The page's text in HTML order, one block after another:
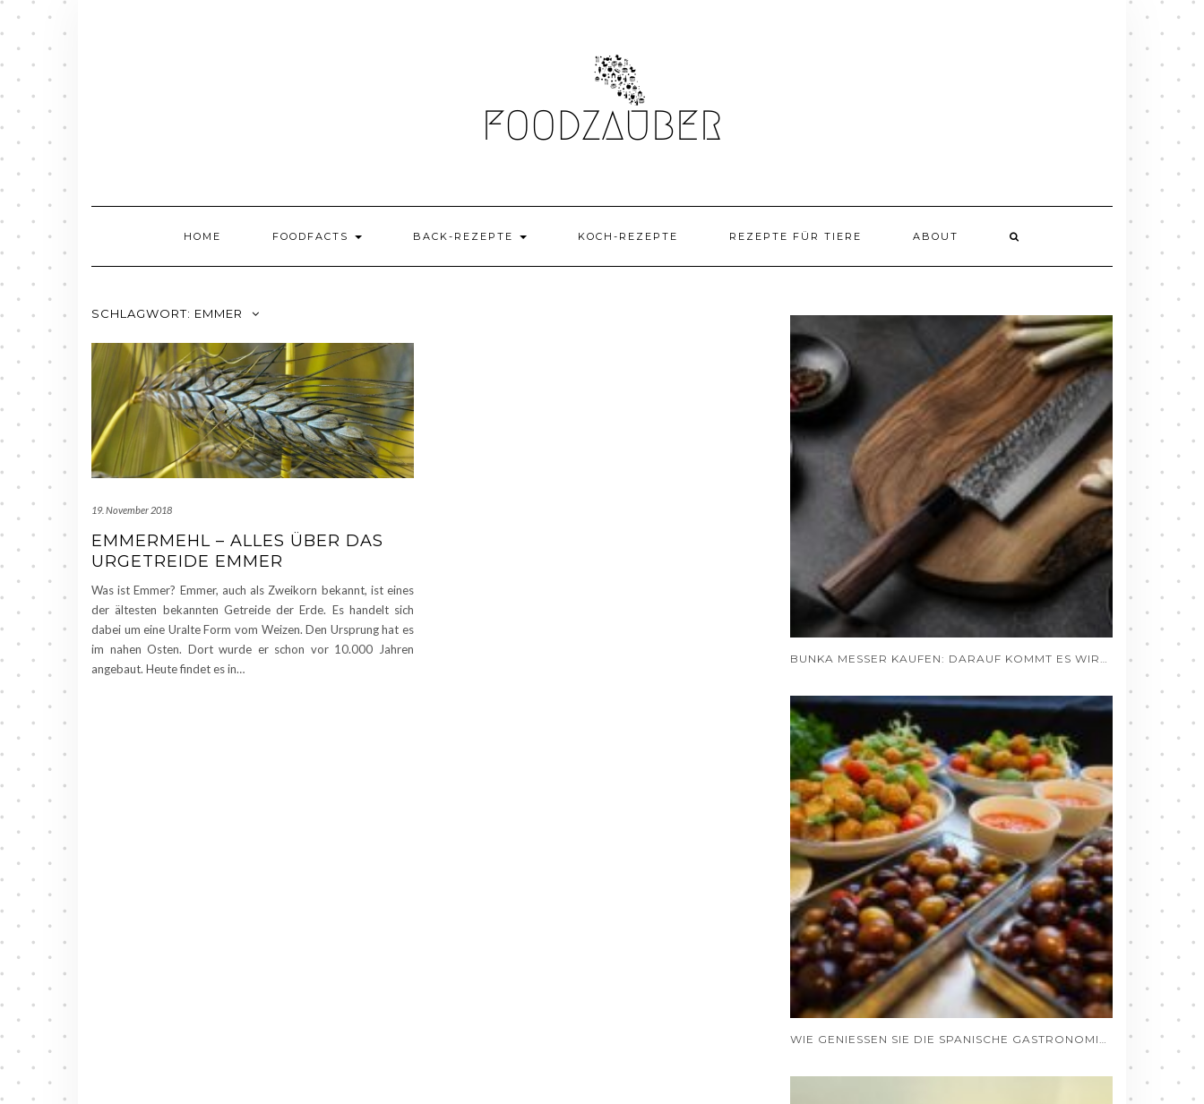
Skip
content
HOME FOODFACTS BACK-REZEPTE KOCH-REZEPTE REZEPTE FÜR TIERE ABOUT
SCHLAGWORT: EMMER
19. November 2018
EMMERMEHL – ALLES ÜBER DAS
URGETREIDE EMMER
Was ist Emmer? Emmer, auch als Zweikorn bekannt, ist eines
der ältesten bekannten Getreide der Erde. Es handelt sich
dabei um eine Uralte Form vom Weizen. Den Ursprung hat es
im nahen Osten. Dort wurde er schon vor 10.000 Jahren
angebaut. Heute findet es in…